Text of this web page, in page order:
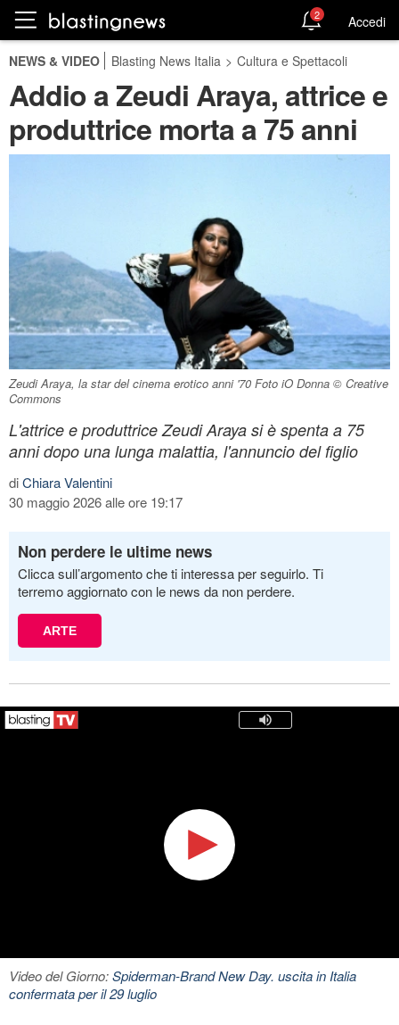
2 Accedi
NEWS & VIDEO Blasting News Italia > Cultura e Spettacoli
Addio a Zeudi Araya, attrice e
produttrice morta a 75 anni
Zeudi Araya, la star del cinema erotico anni '70 Foto iO Donna © Creative
Commons
L'attrice e produttrice Zeudi Araya si è spenta a 75
anni dopo una lunga malattia, l'annuncio del figlio
diChiara Valentini
30 maggio 2026 alle ore 19:17
Non perdere le ultime news
Clicca sull’argomento che ti interessa per seguirlo. Ti
terremo aggiornato con le news da non perdere.
ARTE
Video del Giorno:Spiderman-Brand New Day. uscita in Italia
confermata per il 29 luglio